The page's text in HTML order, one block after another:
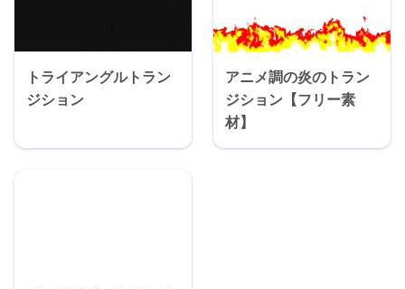
トライアングルトラン
ジション
アニメ調の炎のトラン
ジション【フリー素
材】